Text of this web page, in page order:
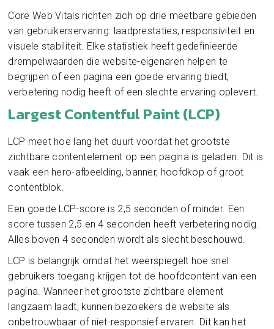
Core Web Vitals richten zich op drie meetbare gebieden
van gebruikerservaring: laadprestaties, responsiviteit en
visuele stabiliteit. Elke statistiek heeft gedefinieerde
drempelwaarden die website-eigenaren helpen te
begrijpen of een pagina een goede ervaring biedt,
verbetering nodig heeft of een slechte ervaring oplevert.
Largest Contentful Paint (LCP)
LCP meet hoe lang het duurt voordat het grootste
zichtbare contentelement op een pagina is geladen. Dit is
vaak een hero-afbeelding, banner, hoofdkop of groot
contentblok.
Een goede LCP-score is 2,5 seconden of minder. Een
score tussen 2,5 en 4 seconden heeft verbetering nodig.
Alles boven 4 seconden wordt als slecht beschouwd.
LCP is belangrijk omdat het weerspiegelt hoe snel
gebruikers toegang krijgen tot de hoofdcontent van een
pagina. Wanneer het grootste zichtbare element
langzaam laadt, kunnen bezoekers de website als
onbetrouwbaar of niet-responsief ervaren. Dit kan het